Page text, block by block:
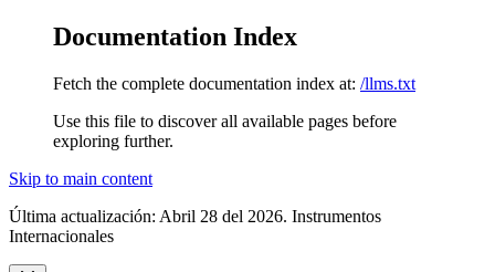
Documentation Index
Fetch the complete documentation index at: /llms.txt
Use this file to discover all available pages before
exploring further.
Skip to main content
Última actualización: Abril 28 del 2026. Instrumentos
Internacionales